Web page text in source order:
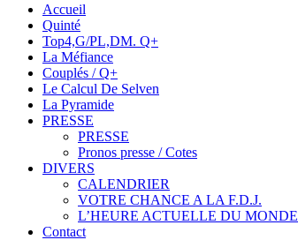
Accueil
Quinté
Top4,G/PL,DM. Q+
La Méfiance
Couplés / Q+
Le Calcul De Selven
La Pyramide
PRESSE
PRESSE
Pronos presse / Cotes
DIVERS
CALENDRIER
VOTRE CHANCE A LA F.D.J.
L’HEURE ACTUELLE DU MONDE
Contact